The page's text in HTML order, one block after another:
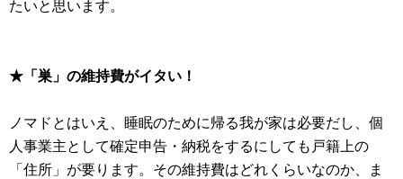
たいと思います。
★「巣」の維持費がイタい！
ノマドとはいえ、睡眠のために帰る我が家は必要だし、個
人事業主として確定申告・納税をするにしても戸籍上の
「住所」が要ります。その維持費はどれくらいなのか、ま